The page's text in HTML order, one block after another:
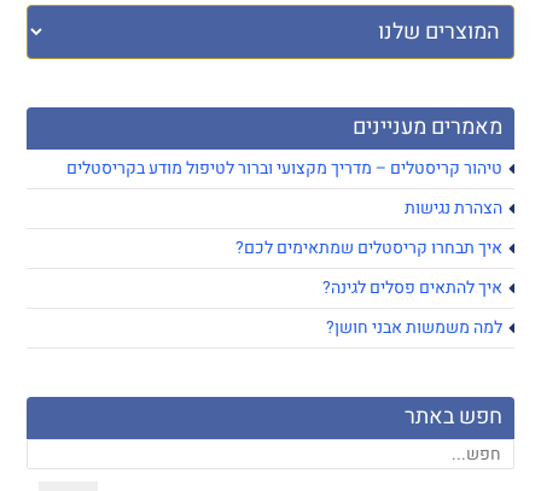
מאמרים מעניינים
טיהור קריסטלים – מדריך מקצועי וברור לטיפול מודע בקריסטלים
הצהרת נגישות
איך תבחרו קריסטלים שמתאימים לכם?
איך להתאים פסלים לגינה?
למה משמשות אבני חושן?
חפש באתר